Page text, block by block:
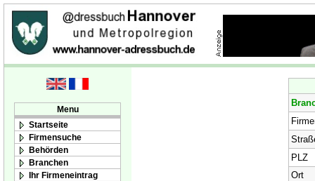
Menu
Startseite
Firmensuche
Behörden
Branchen
Ihr Firmeneintrag
PLZ
Ort